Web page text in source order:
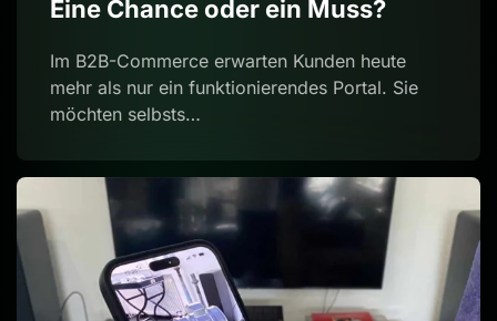
Eine Chance oder ein Muss?
Im B2B-Commerce erwarten Kunden heute
mehr als nur ein funktionierendes Portal. Sie
möchten selbsts…